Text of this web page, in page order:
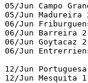
05/Jun Campo
05/Jun Madureira
06/Jun
06/Jun Barreira
06/Jun Goytacaz
06/Jun
12/Jun
12/Jun Mesquita